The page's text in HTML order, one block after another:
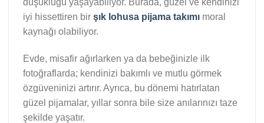
iyi hissettiren bir şık lohusa pijama takımı moral
kaynağı olabiliyor.
Evde, misafir ağırlarken ya da bebeğinizle ilk
fotoğraflarda; kendinizi bakımlı ve mutlu görmek
özgüveninizi artırır. Ayrıca, bu dönemi hatırlatan
güzel pijamalar, yıllar sonra bile size anılarınızı taze
şekilde yaşatır.